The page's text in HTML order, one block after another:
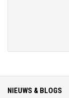
NIEUWS & BLOGS